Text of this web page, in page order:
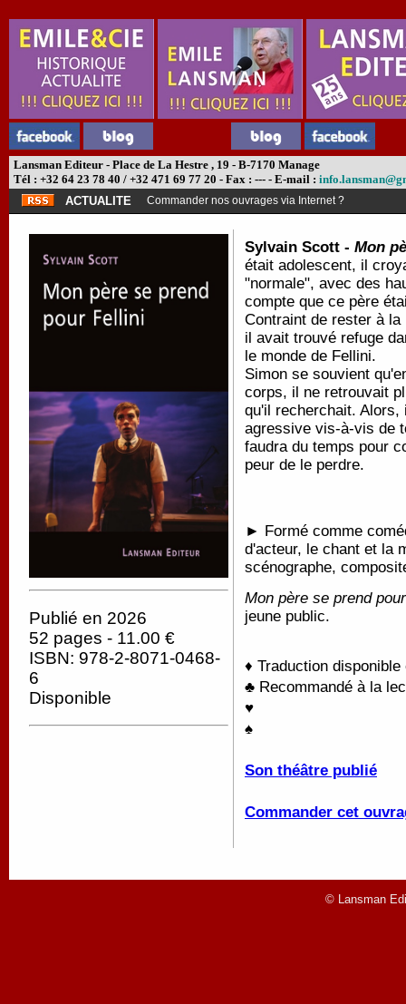
Lansman Editeur - Place de La Hestre , 19 - B-7170 Manage
Tél : +32 64 23 78 40 / +32 471 69 77 20 - Fax : --- - E-mail :
ACTUALITE
Commander nos ouvrages via Internet ?
Publié en 2026
52 pages - 11.00 €
ISBN: 978-2-8071-0468-
6
Disponible
Sylvain Scott - Mon
était adolescent, il
"normale", avec des
compte que ce père
Contraint de rester à
il avait trouvé refuge
le monde de Fellini.
Simon se souvient
corps, il ne retrouvait
qu'il recherchait. Alors,
agressive vis-à-vis de
faudra du temps pour
peur de le perdre.
► Formé comme
d'acteur, le chant et la
scénographe,
Mon père se prend
jeune public.
♦ Traduction
♣ Recommandé à la
♥
♠
Son théâtre publié
Commander cet
© Lansman